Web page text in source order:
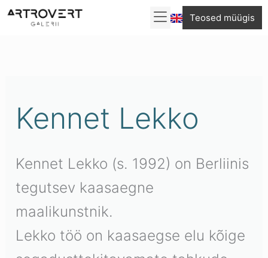
Skip
Teosed müügis
Kennet Lekko
Kennet Lekko (s. 1992) on Berliinis
tegutsev kaasaegne
maalikunstnik.
Lekko töö on kaasaegse elu kõige